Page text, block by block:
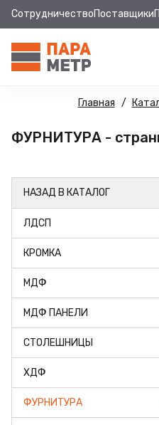
СотрудничествоПоставщики
Главная
ФУРНИТУРА -
НАЗАД В КАТАЛОГ
ЛДСП
КРОМКА
МДФ
МДФ ПАНЕЛИ
СТОЛЕШНИЦЫ
ХДФ
ФУРНИТУРА